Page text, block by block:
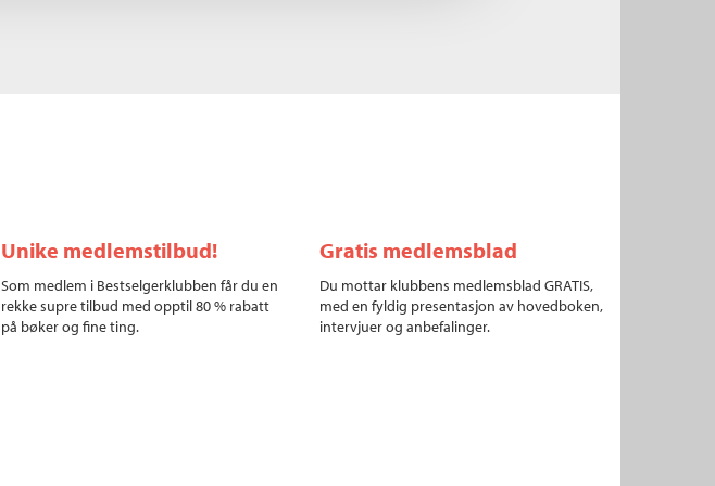
Unike medlemstilbud!
Som medlem i Bestselgerklubben får du en
rekke supre tilbud med opptil 80 % rabatt
på bøker og fine ting.
Gratis medlemsblad
Du mottar klubbens medlemsblad GRATIS,
med en fyldig presentasjon av hovedboken,
intervjuer og anbefalinger.